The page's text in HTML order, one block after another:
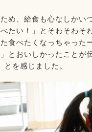
め、給食も心なしかい
たい！」とそわそわ
食べたくなっちゃった
とおいしかったことが
とを感じました。